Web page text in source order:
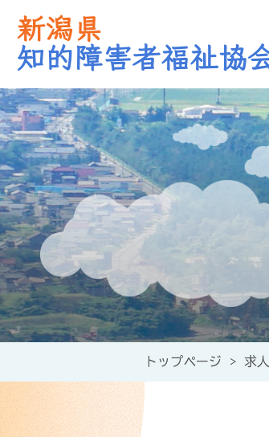
新潟県
知的障害者福祉協
トップページ > 求